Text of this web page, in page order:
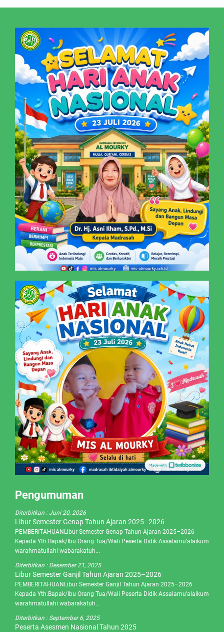
Pengumuman
Diterbitkan :Juni 20, 2026
Libur Semester Genap Tahun Ajaran 2025–2026
PEMBERITAHUANLibur Semester Genap Tahun Ajaran 2025–2026
Kepada Yth.Bapak/Ibu Orang Tua/Wali Peserta Didik Assalamu’alaikum
warahmatullahi wabarakatuh...
Diterbitkan : Desember 21, 2025
Libur Semester Ganjil Tahun Ajaran 2025–2026
PEMBERITAHUANLibur Semester Ganjil Tahun Ajaran 2025–2026
Kepada Yth.Bapak/Ibu Orang Tua/Wali Peserta Didik Assalamu’alaikum
warahmatullahi wabarakatuh...
Diterbitkan : September 6, 2025
Peserta Asesmen Nasional Tahun 2025